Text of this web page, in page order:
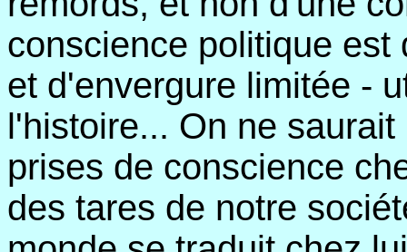
conscience politique
et d'envergure limitée -
l'histoire... On ne
prises de conscience
des tares de notre